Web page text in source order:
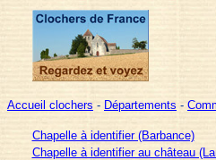
Accueil clochers - Départements -
Chapelle à identifier (Barbance)
Chapelle à identifier au château